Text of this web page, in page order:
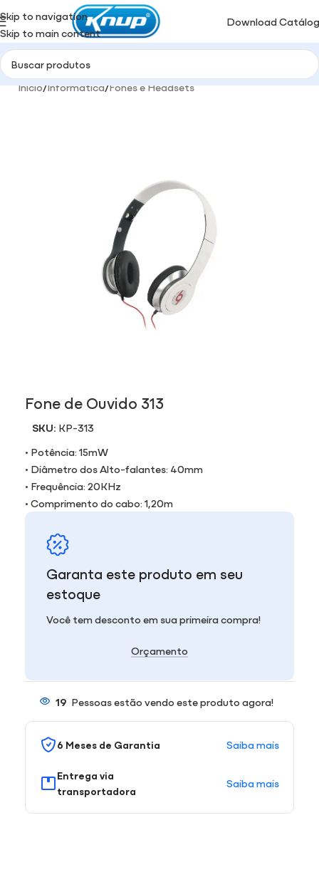
Skip to navigation
Skip to main content
Download
Início/Informática/Fones e Headsets
Fone de Ouvido 313
SKU: KP-313
• Potência: 15mW
• Diâmetro dos Alto-falantes: 40mm
• Frequência: 20KHz
• Comprimento do cabo: 1,20m
Garanta este produto em seu
estoque
Você tem desconto em sua primeira compra!
Orçamento
19 Pessoas estão vendo este produto agora!
6 Meses de Garantia Saiba mais
Entrega via
transportadora
Saiba mais